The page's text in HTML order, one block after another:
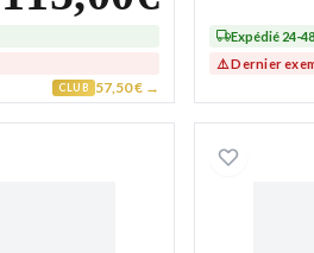
CLUB 57,50 € →
Expédié 24-
⚠️ Dernier
Pendentif Croix Or Edicnel Grisha